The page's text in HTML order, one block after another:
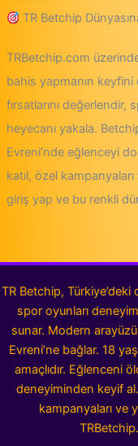
TR Betchip
TRBetchip.com
bahis yapmanın keyfini
fırsatlarını
heyecanı yakala.
Evreni’nde eğlenceyi
katıl, özel
giriş yap ve bu renkli
TR Betchip,
spor oyunları
sunar. Modern
Evreni’ne bağlar. 18
amaçlıdır. Eğlenceni
deneyiminden keyif al.
kampanyaları ve